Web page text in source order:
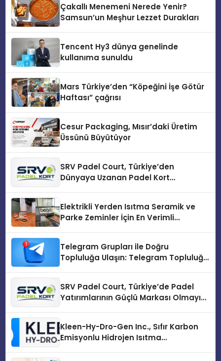
Çakallı Menemeni Nerede Yenir?
Samsun’un Meşhur Lezzet Durakları
Tencent Hy3 dünya genelinde
kullanıma sunuldu
Mars Türkiye’den “Köpeğini İşe Götür
Haftası” çağrısı
Cesur Packaging, Mısır’daki Üretim
Üssünü Büyütüyor
SRV Padel Court, Türkiye’den
Dünyaya Uzanan Padel Kort
Elektrikli Yerden Isıtma Seramik ve
Parke Zeminler İçin En Verimli
Telegram Grupları ile Doğru
Topluluğa Ulaşın: Telegram Topluluğu
SRV Padel Court, Türkiye’de Padel
Yatırımlarının Güçlü Markası Olmayı
Kleen-Hy-Dro-Gen Inc., Sıfır Karbon
Emisyonlu Hidrojen Isıtma